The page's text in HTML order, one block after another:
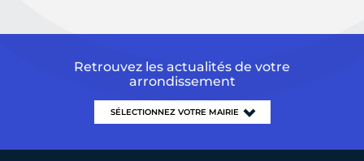
Retrouvez les actualités de votre
arrondissement